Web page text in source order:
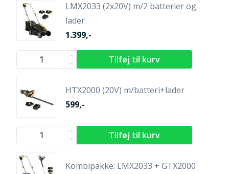
LMX2033 (2x20V) m/2 batterier og
lader
1.399,-
HTX2000 (20V) m/batteri+lader
599,-
Kombipakke: LMX2033 + GTX2000